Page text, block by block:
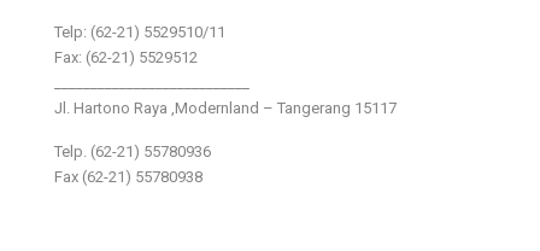
Telp: (62-21) 5529510/11
Fax: (62-21) 5529512
Jl. Hartono Raya ,Modernland – Tangerang 15117
Telp. (62-21) 55780936
Fax (62-21) 55780938